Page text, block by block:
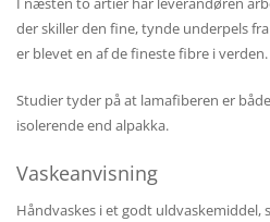
der skiller den fine, tynde underpels
er blevet en af de fineste fibre i verden.
Studier tyder på at lamafiberen er
isolerende end alpakka.
Vaskeanvisning
Håndvaskes i et godt